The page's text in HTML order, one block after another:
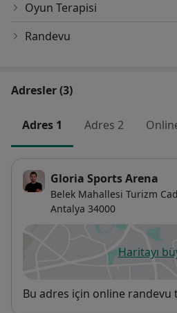
Oyun Terapisi
Randevu
Adresler (3)
Adres 1 Adres 2
Gloria Sports Arena
Belek Mahallesi Turizm
Antalya 34000
Haritayıyeni
Uygunluk
Bu adres için online